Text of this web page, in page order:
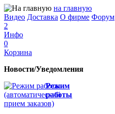
на главную
Видео Доставка О фирме Форум
2
Инфо
0
Корзина
Новости/Уведомления
Режим
работы